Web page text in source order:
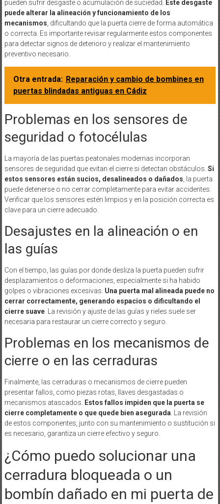
pueden sufrir desgaste o acumulación de suciedad. Este desgaste
puede alterar la alineación y funcionamiento de los
mecanismos, dificultando que la puerta cierre de forma automática
o correcta. Es importante revisar regularmente estos componentes
para detectar signos de deterioro y realizar el mantenimiento
preventivo necesario.
Otra entrada: Reparación y cambio de bombines en
puertas blindadas antiguas en Cádiz
Problemas en los sensores de
seguridad o fotocélulas
La mayoría de las puertas peatonales modernas incorporan
sensores de seguridad que evitan el cierre si detectan obstáculos. Si
estos sensores están sucios, desalineados o dañados, la puerta
puede detenerse o no cerrar completamente para evitar accidentes.
Verificar que los sensores estén limpios y en la posición correcta es
clave para un cierre adecuado.
Desajustes en la alineación o en
las guías
Con el tiempo, las guías por donde desliza la puerta pueden sufrir
desplazamientos o deformaciones, especialmente si ha habido
golpes o vibraciones excesivas. Una puerta mal alineada puede no
cerrar correctamente, generando espacios o dificultando el
cierre suave. La revisión y ajuste de las guías y rieles suele ser
necesaria para restaurar un cierre correcto y seguro.
Problemas en los mecanismos de
cierre o en las cerraduras
Finalmente, las cerraduras o mecanismos de cierre pueden
presentar fallos, como piezas rotas, llaves desgastadas o
mecanismos atascados. Estos fallos impiden que la puerta se
cierre completamente o que quede bien asegurada. La revisión
de estos componentes, junto con su mantenimiento o sustitución si
es necesario, garantiza un cierre efectivo y seguro.
¿Cómo puedo solucionar una
cerradura bloqueada o un
bombín dañado en mi puerta de